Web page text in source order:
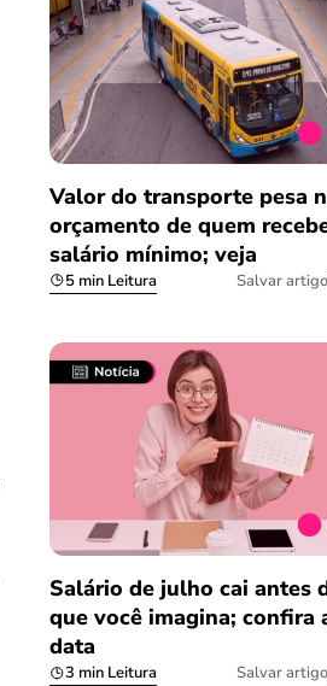
Valor do transporte pesa
orçamento de quem
salário mínimo; veja
5 min Leitura Salvar artigo
Salário de julho cai antes
que você imagina; confira
data
3 min Leitura Salvar artigo